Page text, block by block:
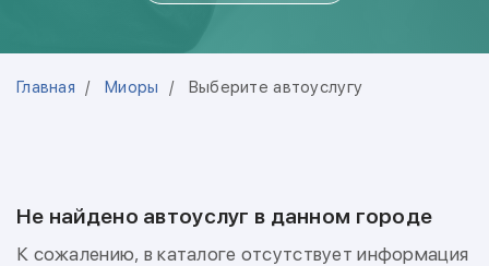
Главная Миоры Выберите автоуслугу
Не найдено автоуслуг в данном городе
К сожалению, в каталоге отсутствует информация